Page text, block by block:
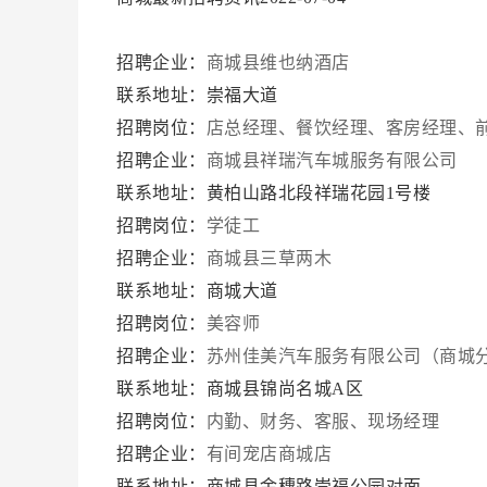
招聘企业： 商城县维也纳酒店
联系地址：崇福大道
招聘岗位： 店总经理、餐饮经理、客房经理、
招聘企业： 商城县祥瑞汽车城服务有限公司
联系地址：黄柏山路北段祥瑞花园1号楼
招聘岗位： 学徒工
招聘企业： 商城县三草两木
联系地址：商城大道
招聘岗位： 美容师
招聘企业： 苏州佳美汽车服务有限公司（商城
联系地址：商城县锦尚名城A区
招聘岗位： 内勤、财务、客服、现场经理
招聘企业： 有间宠店商城店